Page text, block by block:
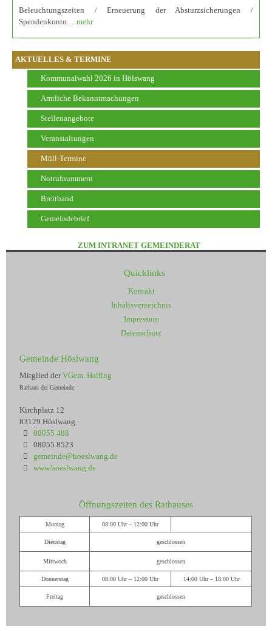
AKTUELLES & TERMINE
Kommunalwahl 2026 in Hölswang
Amtliche Bekanntmachungen
Stellenangebote
Veranstaltungen
Müll-Termine
Notrufnummern
Breitband
Gemeindebrief
Beleuchtungszeiten / Erneuerung der Absturzsicherungen /
Spendenkonto …mehr
ZUM INTRANET GEMEINDERAT
Quicklinks
Kontakt
Inhaltsverzeichnis
Impressum
Datenschutz
Gemeinde Höslwang
Mitglied derVGem. Halfing
Rathaus der Gemeinde
Kirchplatz 12
83129 Höslwang
08055 488
08055 8523
gemeinde@hoeslwang.de
www.hoeslwang.de
Öffnungszeiten des Rathauses
Montag 08:00 Uhr – 12:00 Uhr
Dienstag geschlossen
Mittwoch geschlossen
Donnerstag 08:00 Uhr – 12:00 Uhr 14:00 Uhr – 18:00 Uhr
Freitag geschlossen